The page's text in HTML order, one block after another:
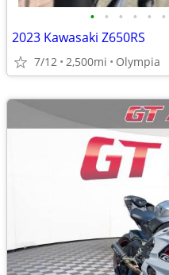
• • • • • •
2023 Kawasaki Z650RS
7/12 2,500mi Olympia